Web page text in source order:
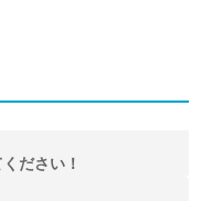
ださい！